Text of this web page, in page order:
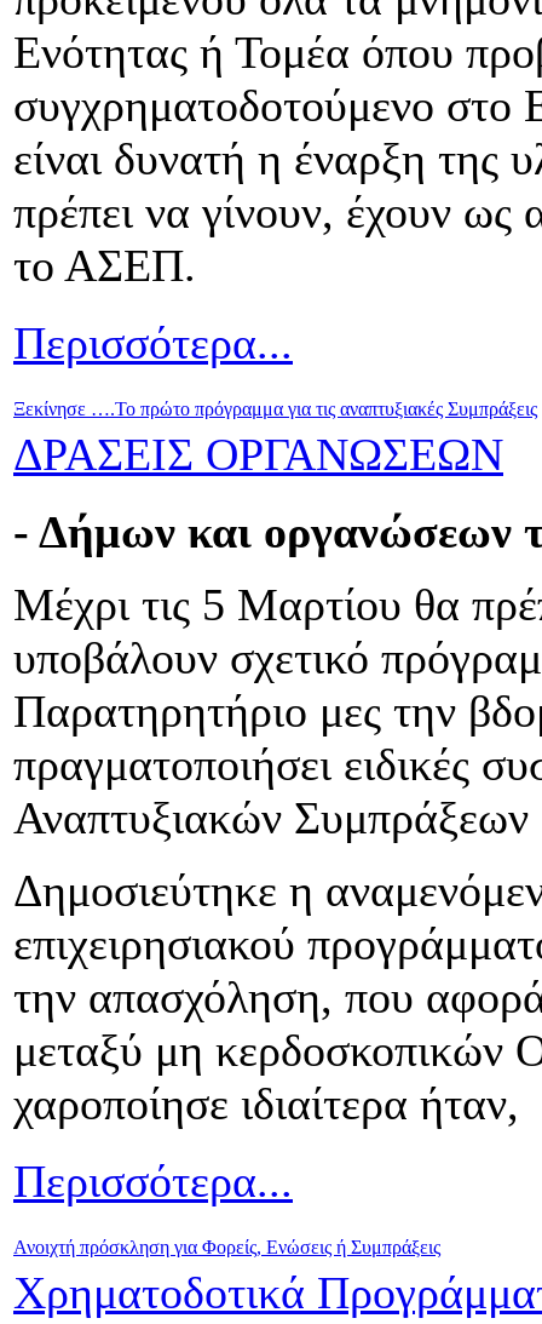
Ενότητας ή Τομέα όπου
συγχρηματοδοτούμενο στο
είναι δυνατή η έναρξη της
πρέπει να γίνουν, έχουν
το ΑΣΕΠ.
Περισσότερα...
Ξεκίνησε ….Το πρώτο πρόγραμμα για τις αναπτυξιακές Συμπράξεις
ΔΡΑΣΕΙΣ ΟΡΓΑΝΩΣΕΩΝ
- Δήμων και οργανώσεων
Μέχρι τις 5 Μαρτίου θα
υποβάλουν σχετικό
Παρατηρητήριο μες την
πραγματοποιήσει ειδικές
Αναπτυξιακών Συμπράξεων
Δημοσιεύτηκε η
επιχειρησιακού
την απασχόληση, που αφορά
μεταξύ μη
χαροποίησε ιδιαίτερα ήταν,
Περισσότερα...
Ανοιχτή πρόσκληση για Φορείς, Ενώσεις ή Συμπράξεις
Χρηματοδοτικά